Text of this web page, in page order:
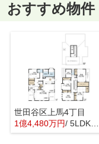
おすすめ物件
世田谷区上馬4丁目
1億4,480万円/ 5LDK＋1S(納戸)